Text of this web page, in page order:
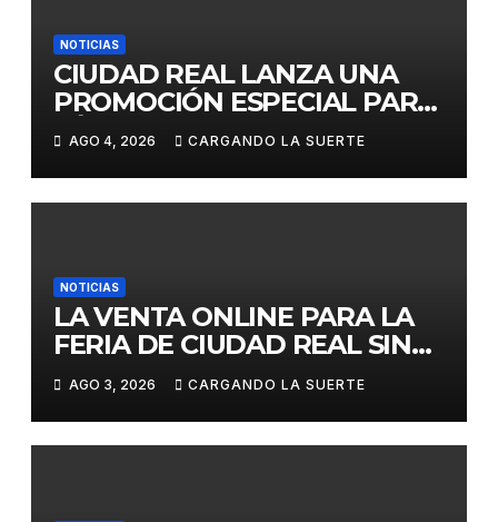
NOTICIAS
CIUDAD REAL LANZA UNA
PROMOCIÓN ESPECIAL PARA
JÓVENES MENORES DE 25
AÑOS EN LAS DOS GRANDES
CITAS DEL ABONO
AGO 4, 2026 CARGANDO LA SUERTE
NOTICIAS
LA VENTA ONLINE PARA LA
FERIA DE CIUDAD REAL SIN
GASTOS DE GESTION HASTA
EL DOMINGO
AGO 3, 2026 CARGANDO LA SUERTE